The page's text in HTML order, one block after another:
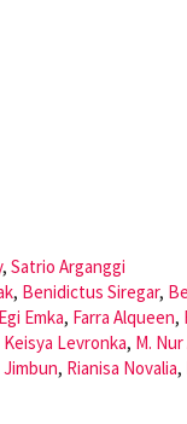
, Satrio Arganggi
, Benidictus Siregar,
Egi Emka, Farra Alqueen,
Keisya Levronka, M.
Jimbun, Rianisa Novalia,